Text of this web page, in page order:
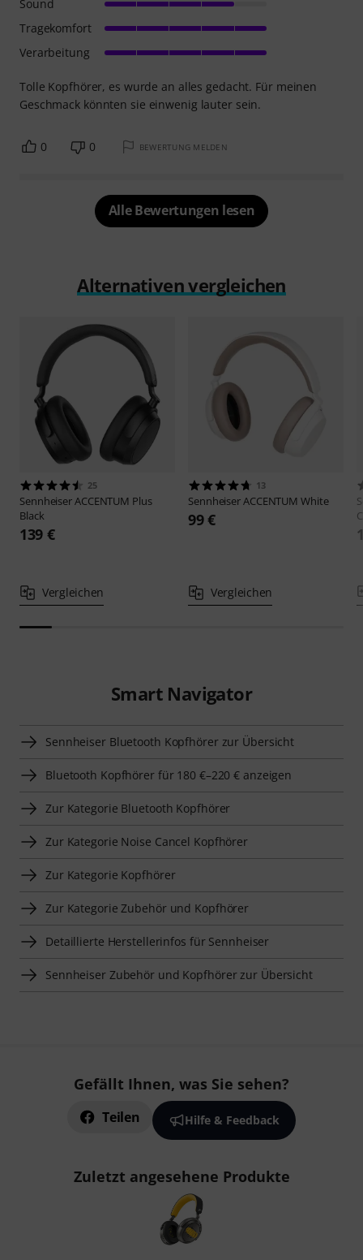
Tolle Kopfhörer, es wurde an alles gedacht. Für meinen
Geschmack könnten sie einwenig lauter sein.
Sound
Tragekomfort
Verarbeitung
0 0 BEWERTUNG MELDEN
Alle Bewertungen lesen
Alternativen vergleichen
25
SennheiserACCENTUM Plus
Black
139 €
Vergleichen
13
SennheiserACCENTUM White
99 €
Vergleichen
Smart Navigator
Sennheiser Bluetooth Kopfhörer zur Übersicht
Bluetooth Kopfhörer für 180 €–220 € anzeigen
Zur Kategorie Bluetooth Kopfhörer
Zur Kategorie Noise Cancel Kopfhörer
Zur Kategorie Kopfhörer
Zur Kategorie Zubehör und Kopfhörer
Detaillierte Herstellerinfos für Sennheiser
Sennheiser Zubehör und Kopfhörer zur Übersicht
Gefällt Ihnen, was Sie sehen?
Teilen Hilfe & Feedback
Zuletzt angesehene Produkte